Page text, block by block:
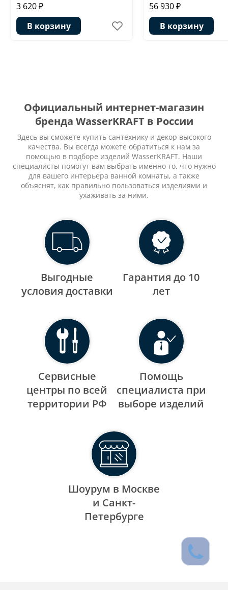
3 620 ₽
В корзину
56 930 ₽
В корзину
Официальный интернет-магазин
бренда WasserKRAFT в России
Здесь вы сможете купить сантехнику и декор высокого
качества. Вы всегда можете обратиться к нам за
помощью в подборе изделий WasserKRAFT. Наши
специалисты помогут вам выбрать именно то, что нужно
для вашего интерьера ванной комнаты, а также
объяснят, как правильно пользоваться изделиями и
ухаживать за ними.
Выгодные
уcловия доставки
Гарантия до 10
лет
Сервисные
центры по всей
территории РФ
Помощь
специалиста при
выборе изделий
Шоурум в Москве
и Санкт-
Петербурге